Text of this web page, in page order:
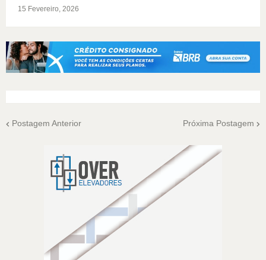
15 Fevereiro, 2026
Postagem Anterior Próxima Postagem